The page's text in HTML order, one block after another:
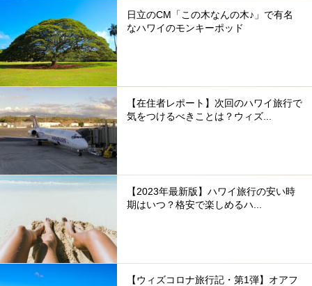
日立のCM「この木なんの木♪」で有名
なハワイのモンキーポッド
【在住者レポート】次回のハワイ旅行で
気をつけるべきことは？ウィズ...
【2023年最新版】ハワイ旅行の安い時
期はいつ？格安で楽しめるハ...
【ウィズコロナ旅行記・第1弾】オアフ